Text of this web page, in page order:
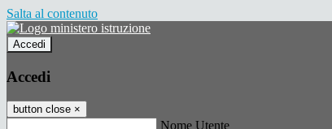
Salta al contenuto
Accedi
Accedi
button close ×
Nome Utente